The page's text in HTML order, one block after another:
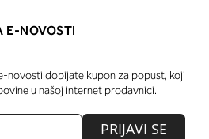
E-NOVOSTI
novosti dobijate kupon za popust, koji
u našoj internet prodavnici.
PRIJAVI SE